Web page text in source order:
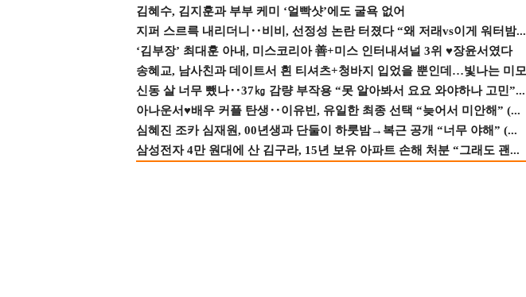
김혜수, 김지훈과 부부 케미 ‘얼빡샷’에도 굴욕 없어
지퍼 스르륵 내리더니‥비비, 선정성 논란 터졌다 “왜 저래vs이게 워터밤...
‘김부장’ 최대훈 아내, 미스코리아 善+미스 인터내셔널 3위 ♥장윤서였다
송혜교, 남사친과 데이트서 흰 티셔츠+청바지 입었을 뿐인데…빛나는 미모
신동 살 너무 뺐나‥37㎏ 감량 부작용 “못 알아봐서 요요 와야하나 고민”...
아나운서♥배우 커플 탄생‥이유빈, 유일한 최종 선택 “늦어서 미안해” (...
심혜진 조카 심재원, 00년생과 단둘이 하룻밤→복근 공개 “너무 야해” (...
삼성전자 4만 원대에 산 김구라, 15년 보유 아파트 손해 처분 “그래도 괜...